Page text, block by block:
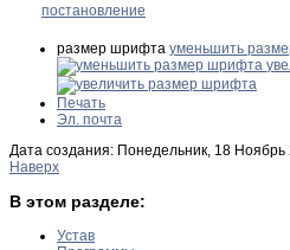
постановление
размер шрифта уменьшить
Печать
Эл. почта
Дата создания: Понедельник, 18 Ноябрь
Наверх
В этом разделе:
Устав